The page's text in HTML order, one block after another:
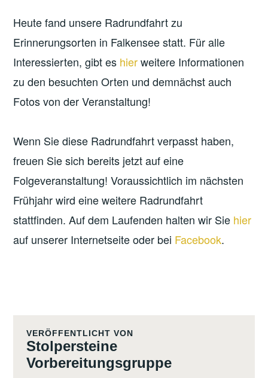
Heute fand unsere Radrundfahrt zu
Erinnerungsorten in Falkensee statt. Für alle
Interessierten, gibt es hierweitere Informationen
zu den besuchten Orten und demnächst auch
Fotos von der Veranstaltung!
Wenn Sie diese Radrundfahrt verpasst haben,
freuen Sie sich bereits jetzt auf eine
Folgeveranstaltung! Voraussichtlich im nächsten
Frühjahr wird eine weitere Radrundfahrt
stattfinden. Auf dem Laufenden halten wir Sie hier
auf unserer Internetseite oder bei Facebook.
VERÖFFENTLICHT VON
Stolpersteine
Vorbereitungsgruppe